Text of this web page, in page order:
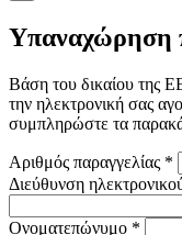
Υπαναχώρηση
Βάση του δικαίου της
την ηλεκτρονική σας
συμπληρώστε τα
Αριθμός παραγγελίας *
Διεύθυνση
Ονοματεπώνυμο *